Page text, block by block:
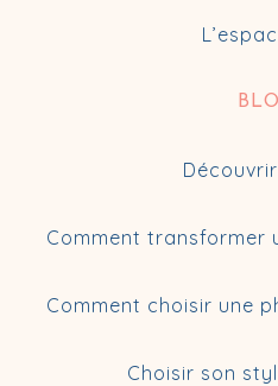
Comment transformer
Comment choisir une
Choisir son